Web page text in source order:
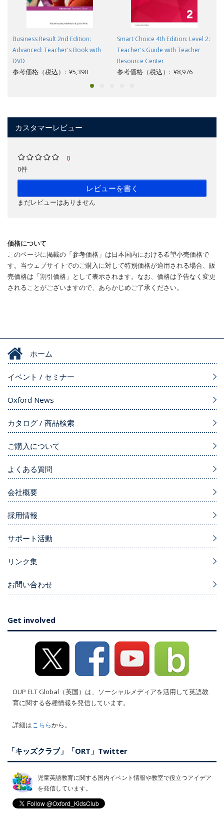
Business Result 2nd Edition:
Advanced: Teacher's Book with
DVD
参考価格（税込）: ¥5,390
Smart Choice 4th Edition: Level 2:
Teacher's Guide with Teacher
Resource Center
参考価格（税込）: ¥8,976
カスタマーレビュー
0
0件
レビューを書く
まだレビューはありません
価格について
このページに掲載の「参考価格」は日本国内における希望小売価格で
す。当ウェブサイトでのご購入に対して特別価格が適用される場合、販
売価格は「割引価格」として表示されます。なお、価格は予告なく変更
されることがございますので、あらかじめご了承ください。
ホーム
イベント / セミナー
Oxford News
カタログ / 商品検索
ご購入について
よくある質問
会社概要
採用情報
サポート活動
リンク集
お問い合わせ
Get involved
OUP ELT Global（英国）は、ソーシャルメディアを活用して英語教
育に関する各種情報を発信しています。
詳細はこちらから。
「キッズクラブ」「ORT」Twitter
児童英語教育に関する国内イベント情報や教室で役立つアイデア
を発信しています。